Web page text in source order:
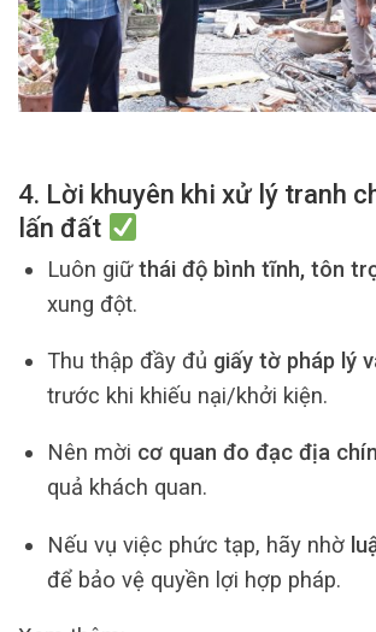
4. Lời khuyên khi xử lý tranh
lấn đất
Luôn giữthái độ bình tĩnh, tôn
xung đột.
Thu thập đầy đủ giấy tờ pháp lý
trước khi khiếu nại/khởi kiện.
Nên mời cơ quan đo đạc địa
quả khách quan.
Nếu vụ việc phức tạp, hãy nhờ
để bảo vệ quyền lợi hợp pháp.